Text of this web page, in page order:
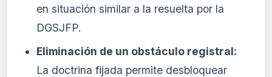
en situación similar a la resuelta por la
DGSJFP.
Eliminación de un obstáculo registral:
La doctrina fijada permite desbloquear